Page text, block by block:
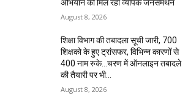
अभियान को मिल रहा व्यापक जनसमर्थन
August 8, 2026
शिक्षा विभाग की तबादला सूची जारी, 700
शिक्षको के हुए ट्रांसफर, विभिन्न कारणों से
400 नाम रुके…चरण में ऑनलाइन तबादले
की तैयारी पर भी...
August 8, 2026